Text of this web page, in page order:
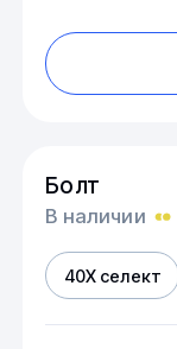
Болт
В наличии
40Х селект